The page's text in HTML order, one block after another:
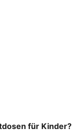
für Kinder?